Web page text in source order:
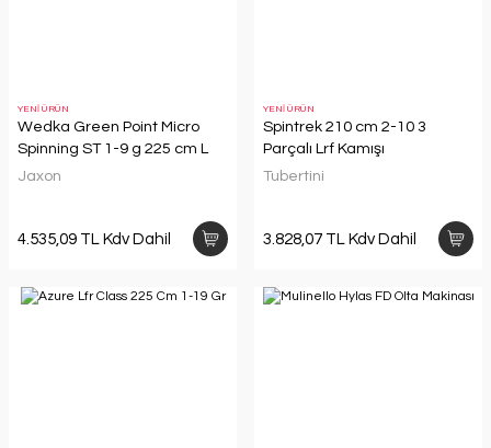
YENİ ÜRÜN
Wedka Green Point Micro
Spinning ST 1-9 g 225 cm L
Jaxon
4.535,09 TL Kdv Dahil
YENİ ÜRÜN
Spintrek 210 cm 2-10 3
Parçalı Lrf Kamışı
Tubertini
3.828,07 TL Kdv Dahil